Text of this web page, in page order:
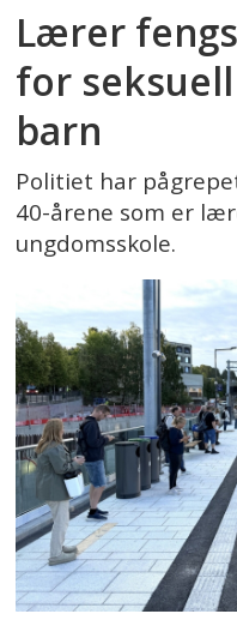
Lærer
for
barn
Politiet har
40-årene som er
ungdomsskole.